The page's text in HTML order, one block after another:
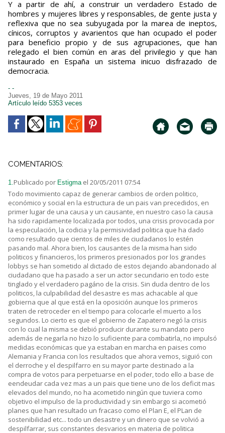
Y a partir de ahí, a construir un verdadero Estado de
hombres y mujeres libres y responsables, de gente justa y
reflexiva que no sea subyugada por la marea de ineptos,
cínicos, corruptos y avarientos que han ocupado el poder
para beneficio propio y de sus agrupaciones, que han
relegado el bien común en aras del privilegio y que han
instaurado en España un sistema inicuo disfrazado de
democracia.
- -
Jueves, 19 de Mayo 2011
Artículo leído 5353 veces
COMENTARIOS:
1.Publicado por Estigma el 20/05/2011 07:54
Todo movimiento capaz de generar cambios de orden politico,
económico y social en la estructura de un pais van precedidos, en
primer lugar de una causa y un causante, en nuestro caso la causa
ha sido rapidamente localizada por todos, una crisis provocada por
la especulación, la codicia y la permisividad politica que ha dado
como resultado que cientos de miles de ciudadanos lo estén
pasando mal. Ahora bien, los causantes de la misma han sido
politicos y financieros, los primeros presionados por los grandes
lobbys se han sometido al dictado de estos dejando abandonado al
ciudadano que ha pasado a ser un actor secundario en todo este
tinglado y el verdadero pagáno de la crisis. Sin duda dentro de los
politicos, la culpabilidad del desastre es mas achacable al que
gobierna que al que está en la oposición aunque los primeros
traten de retroceder en el tiempo para colocarle el muerto a los
segundos. Lo cierto es que el gobierno de Zapatero negó la crisis
con lo cual la misma se debió producir durante su mandato pero
además de negarla no hizo lo suficiente para combatirla, no impulsó
medidas económicas que ya estaban en marcha en paises como
Alemania y Francia con los resultados que ahora vemos, siguió con
el derroche y el despilfarro en su mayor parte destinado a la
compra de votos para perpetuarse en el poder, todo ello a base de
eendeudar cada vez mas a un pais que tiene uno de los deficit mas
elevados del mundo, no ha acometido ningún que tuviera como
objetivo el impulso de la productividad y sin embargo si acometió
planes que han resultado un fracaso como el Plan E, el PLan de
sostenibilidad etc... todo un desastre y un dinero que se volvió a
despilfarrar, sus constantes desvarios en materia de politica